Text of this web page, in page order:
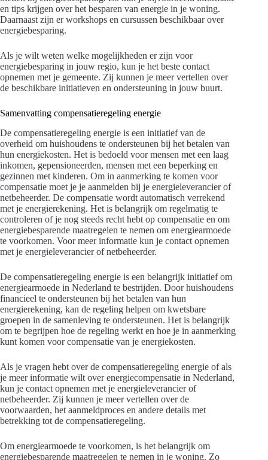
en tips krijgen over het besparen van energie in je woning.
Daarnaast zijn er workshops en cursussen beschikbaar over
energiebesparing.
Als je wilt weten welke mogelijkheden er zijn voor
energiebesparing in jouw regio, kun je het beste contact
opnemen met je gemeente. Zij kunnen je meer vertellen over
de beschikbare initiatieven en ondersteuning in jouw buurt.
Samenvatting compensatieregeling energie
De compensatieregeling energie is een initiatief van de
overheid om huishoudens te ondersteunen bij het betalen van
hun energiekosten. Het is bedoeld voor mensen met een laag
inkomen, gepensioneerden, mensen met een beperking en
gezinnen met kinderen. Om in aanmerking te komen voor
compensatie moet je je aanmelden bij je energieleverancier of
netbeheerder. De compensatie wordt automatisch verrekend
met je energierekening. Het is belangrijk om regelmatig te
controleren of je nog steeds recht hebt op compensatie en om
energiebesparende maatregelen te nemen om energiearmoede
te voorkomen. Voor meer informatie kun je contact opnemen
met je energieleverancier of netbeheerder.
De compensatieregeling energie is een belangrijk initiatief om
energiearmoede in Nederland te bestrijden. Door huishoudens
financieel te ondersteunen bij het betalen van hun
energierekening, kan de regeling helpen om kwetsbare
groepen in de samenleving te ondersteunen. Het is belangrijk
om te begrijpen hoe de regeling werkt en hoe je in aanmerking
kunt komen voor compensatie van je energiekosten.
Als je vragen hebt over de compensatieregeling energie of als
je meer informatie wilt over energiecompensatie in Nederland,
kun je contact opnemen met je energieleverancier of
netbeheerder. Zij kunnen je meer vertellen over de
voorwaarden, het aanmeldproces en andere details met
betrekking tot de compensatieregeling.
Om energiearmoede te voorkomen, is het belangrijk om
energiebesparende maatregelen te nemen in je woning. Zo